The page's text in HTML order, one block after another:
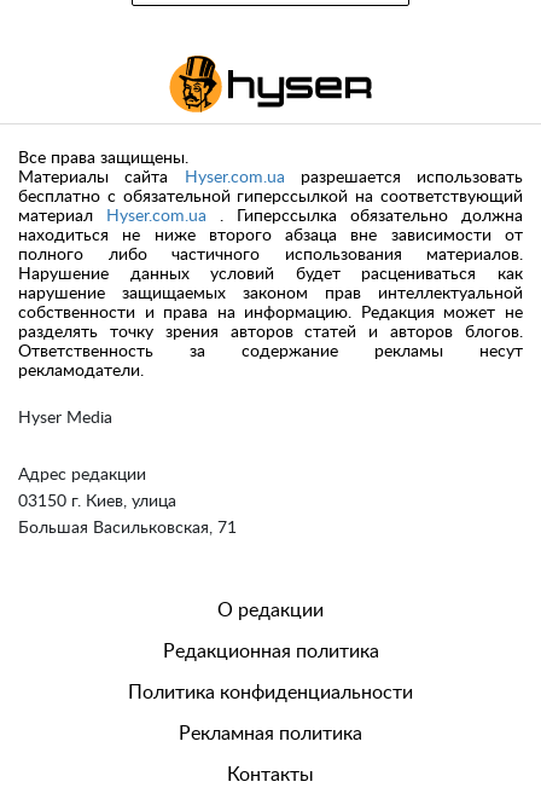
Hyser Media
Адрес редакции
03150 г. Киев, улица
Большая Васильковская, 71
Все права защищены.
Материалы сайта
Hyser.com.ua разрешается использовать
бесплатно с обязательной гиперссылкой на соответствующий
материал
Hyser.com.ua . Гиперссылка обязательно должна
находиться не ниже второго абзаца вне зависимости от
полного либо частичного использования материалов.
Нарушение данных условий будет расцениваться как
нарушение защищаемых законом прав интеллектуальной
собственности и права на информацию. Редакция может не
разделять точку зрения авторов статей и авторов блогов.
Ответственность за содержание рекламы несут
рекламодатели.
О редакции
Редакционная политика
Политика конфиденциальности
Рекламная политика
Контакты